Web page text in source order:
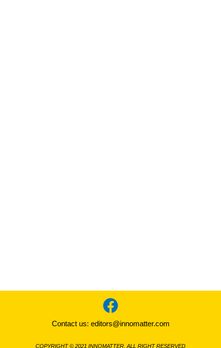
Contact us: editors@innomatter.com
COPYRIGHT © 2021 INNOMATTER. ALL RIGHT RESERVED